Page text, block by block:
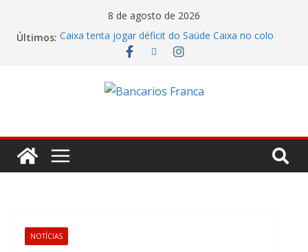
8 de agosto de 2026
Últimos: Caixa tenta jogar déficit do Saúde Caixa no colo
dos empregados e enfrenta rejeição na mesa
7,05 bilhões no segundo trimestre
Itaú atende cobrança da CONTEC e garante
de R$ 275 milhões
Banco do Brasil trava debate econômico e
condiciona avanços à decisão da Fenaban
NOTÍCIAS